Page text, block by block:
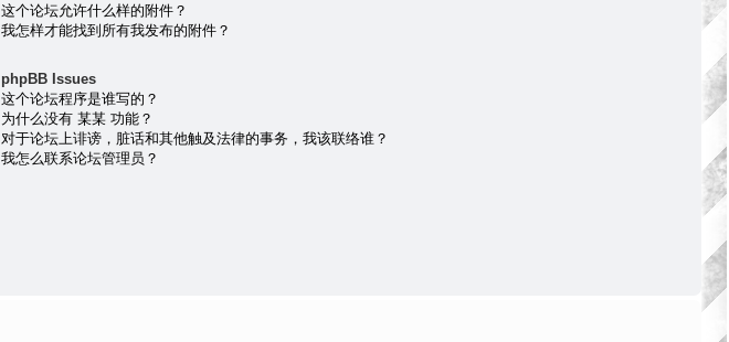
这个论坛允许什么样的附件？
我怎样才能找到所有我发布的附件？
phpBB Issues
这个论坛程序是谁写的？
为什么没有 某某 功能？
对于论坛上诽谤，脏话和其他触及法律的事务，我该联络谁？
我怎么联系论坛管理员？